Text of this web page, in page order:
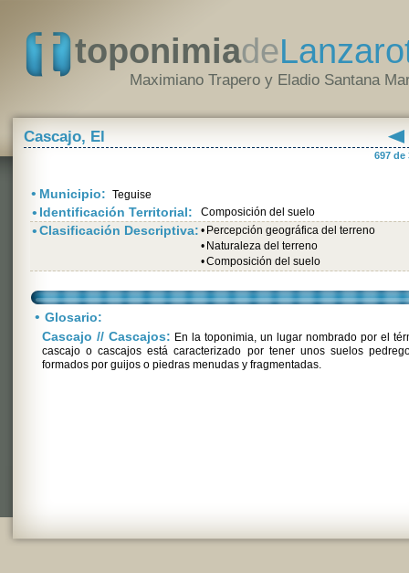
toponimiade
Maximiano Trapero y Eladio Santana
Cascajo, El
697 de
• Municipio: Teguise
• Identificación Territorial: Composición del suelo
•Clasificación Descriptiva: • Percepción geográfica del terreno
• Naturaleza del terreno
•Composición del suelo
• Glosario:
Cascajo // Cascajos: En la toponimia, un lugar nombrado por el
cascajo o cascajos está caracterizado por tener unos suelos
formados por guijos o piedras menudas y fragmentadas.